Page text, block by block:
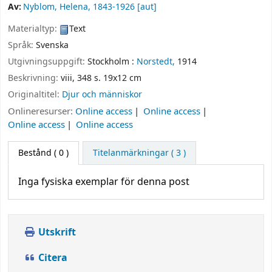
Av: Nyblom, Helena, 1843-1926 [aut]
Materialtyp:
Text
Språk: Svenska
Utgivningsuppgift: Stockholm : Norstedt, 1914
Beskrivning: viii, 348 s. 19x12 cm
Originaltitel: Djur och människor
Onlineresurser: Online access
Online access
Online access
Online access
Bestånd ( 0 ) Titelanmärkningar ( 3 )
Inga fysiska exemplar för denna post
Utskrift
Citera